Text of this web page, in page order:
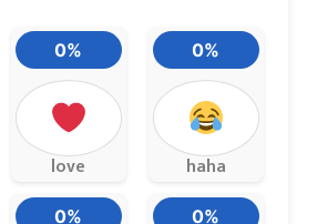
0%
love
0%
haha
0% 0%